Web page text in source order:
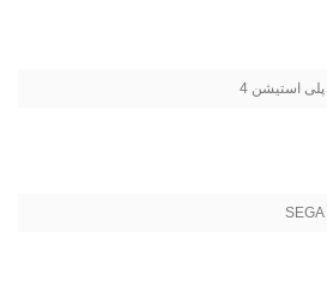
پلی استیشن 4
SEGA